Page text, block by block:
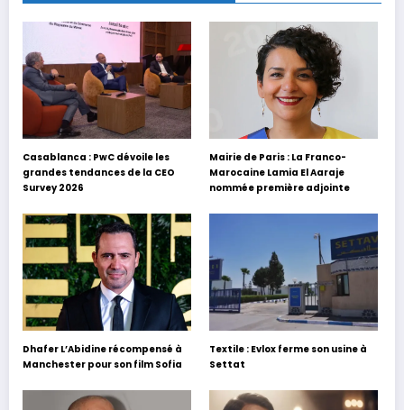
Casablanca : PwC dévoile les
grandes tendances de la CEO
Survey 2026
Mairie de Paris : La Franco-
Marocaine Lamia El Aaraje
nommée première adjointe
Dhafer L’Abidine récompensé à
Manchester pour son film Sofia
Textile : Evlox ferme son usine à
Settat